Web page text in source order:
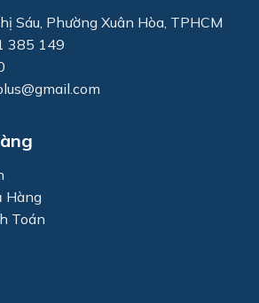
Sáu, Phường Xuân Hòa, TPHCM
385 149
Hàng
Toán